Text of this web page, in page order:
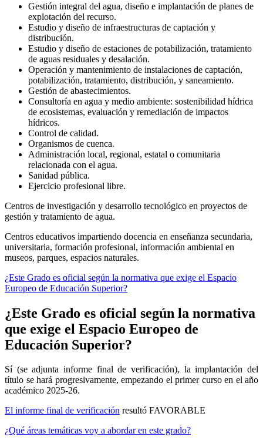
Gestión integral del agua, diseño e implantación de planes de
explotación del recurso.
Estudio y diseño de infraestructuras de captación y
distribución.
Estudio y diseño de estaciones de potabilización, tratamiento
de aguas residuales y desalación.
Operación y mantenimiento de instalaciones de captación,
potabilización, tratamiento, distribución, y saneamiento.
Gestión de abastecimientos.
Consultoría en agua y medio ambiente: sostenibilidad hídrica
de ecosistemas, evaluación y remediación de impactos
hídricos.
Control de calidad.
Organismos de cuenca.
Administración local, regional, estatal o comunitaria
relacionada con el agua.
Sanidad pública.
Ejercicio profesional libre.
Centros de investigación y desarrollo tecnológico en proyectos de
gestión y tratamiento de agua.
Centros educativos impartiendo docencia en enseñanza secundaria,
universitaria, formación profesional, información ambiental en
museos, parques, espacios naturales.
¿Este Grado es oficial según la normativa que exige el Espacio
Europeo de Educación Superior?
¿Este Grado es oficial según la normativa
que exige el Espacio Europeo de
Educación Superior?
Sí (se adjunta informe final de verificación), la implantación del
título se hará progresivamente, empezando el primer curso en el año
académico 2025-26.
El informe final de verificación resultó FAVORABLE
¿Qué áreas temáticas voy a abordar en este grado?